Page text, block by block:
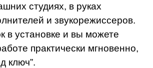
студиях, в руках
и звукорежиссеров.
в установке и вы можете
практически мгновенно,
ключ”.